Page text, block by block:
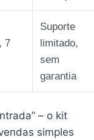
7
Suporte
limitado,
sem
garantia
– o kit
simples